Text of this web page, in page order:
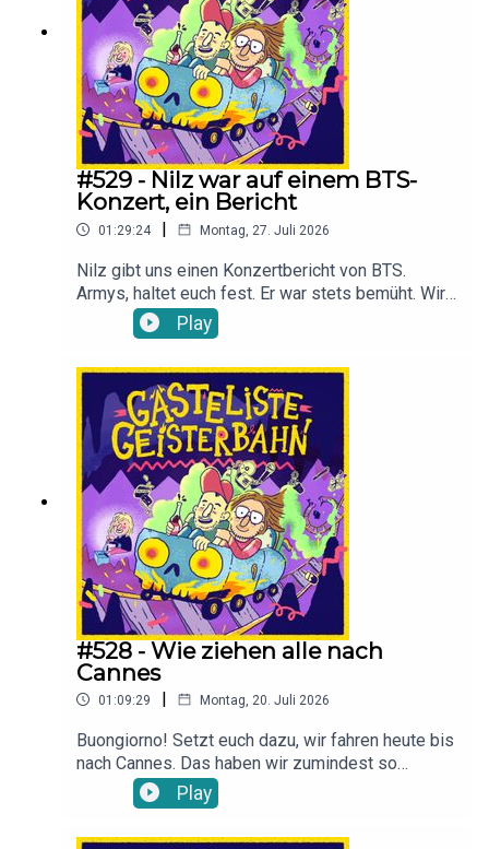
#529 - Nilz war auf einem BTS-
Konzert, ein Bericht
01:29:24 | Montag, 27. Juli 2026
Nilz gibt uns einen Konzertbericht von BTS.
Armys, haltet euch fest. Er war stets bemüht. Wir
sprechen über Freebies, die Army Zone und
warum einer von BTS im FC Bayern Trikot auf die
als Video auf Patreon:
https://www.patreon.com/gaestelistegeisterbahn
Play
#528 - Wie ziehen alle nach
Cannes
01:09:29 | Montag, 20. Juli 2026
Buongiorno! Setzt euch dazu, wir fahren heute bis
nach Cannes. Das haben wir zumindest so
manifestiert und geben Vollgas bei Hosennaht!
Oder so. Ihr wisst dit doch schon!
Play